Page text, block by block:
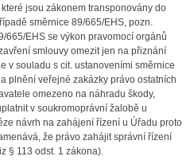
jsou zákonem transponovány do
směrnice 89/665/EHS, pozn.
665/EHS se výkon pravomocí orgánů
smlouvy omezit jen na přiznání
v souladu s cit. ustanoveními směrnice
plnění veřejné zakázky právo ostatních
omezeno na náhradu škody,
v soukromoprávní žalobě u
návrh na zahájení řízení u Úřadu proto
že právo zahájit správní řízení
§ 113 odst. 1 zákona).